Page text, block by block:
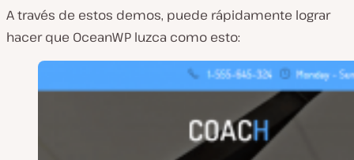
A través de estos demos, puede rápidamente lograr
hacer que OceanWP luzca como esto: